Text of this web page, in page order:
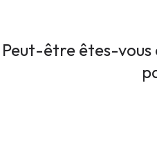
Peut-être êtes-